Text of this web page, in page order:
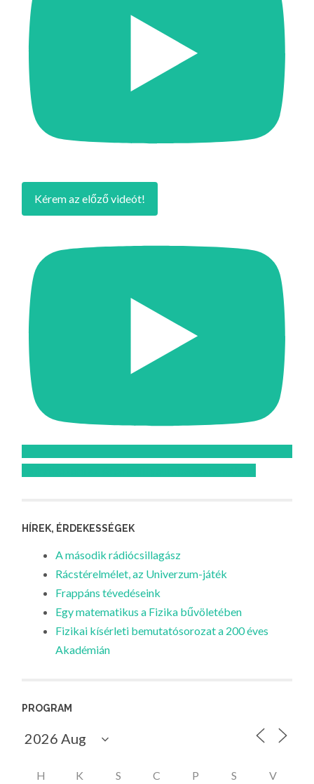
Kérem az előző videót!
HÍREK, ÉRDEKESSÉGEK
A második rádiócsillagász
Rácstérelmélet, az Univerzum-játék
Frappáns tévedéseink
Egy matematikus a Fizika bűvöletében
Fizikai kísérleti bemutatósorozat a 200 éves
Akadémián
PROGRAM
H K S C P S V